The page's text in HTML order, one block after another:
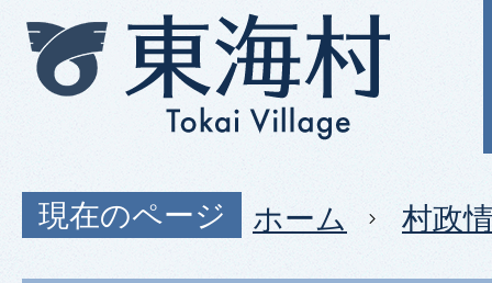
現在のページ ホーム 村政